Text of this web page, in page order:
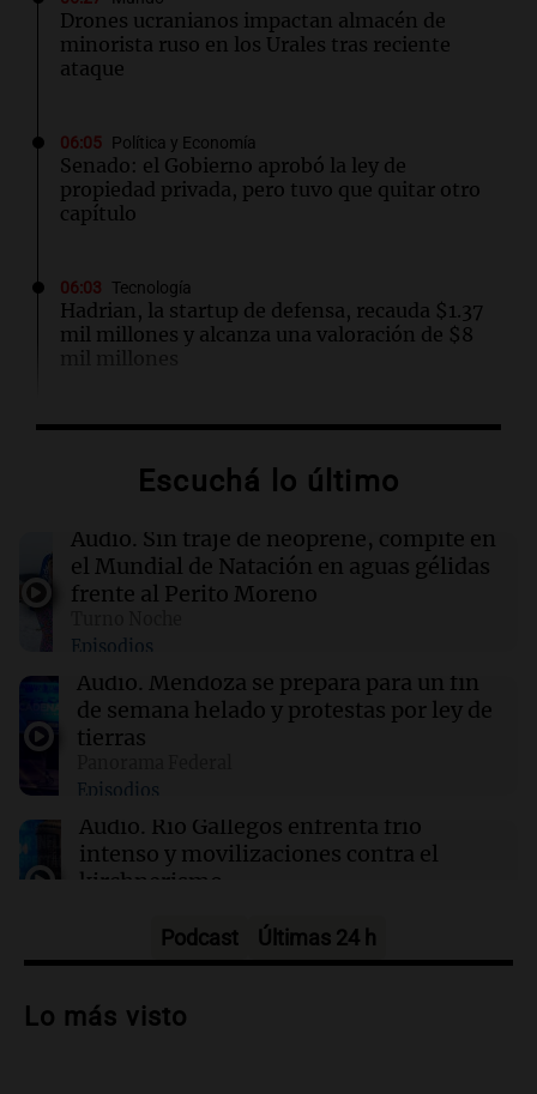
Drones ucranianos impactan almacén de
minorista ruso en los Urales tras reciente
ataque
06:05 Política y Economía
Senado: el Gobierno aprobó la ley de
propiedad privada, pero tuvo que quitar otro
capítulo
06:03 Tecnología
Hadrian, la startup de defensa, recauda $1.37
mil millones y alcanza una valoración de $8
06:01 Libros
en la Sicilia de 1924
06:00 Libros
Punto Bobo: un retrato de mujeres marcadas
por secretos y sufrimiento
05:58 Mundo
Explosión en Damasco: 14 heridos y
corrección de datos por parte del Ministerio
de Salud
05:31 Ciencia
El AMOC se mantuvo fuerte mientras una
importante corriente oceánica casi se detuvo
Escuchá lo último
Audio. Sin traje de neoprene, compite en
el Mundial de Natación en aguas gélidas
frente al Perito Moreno
Episodios
Audio. Mendoza se prepara para un fin
de semana helado y protestas por ley de
tierras
Episodios
Audio. Río Gallegos enfrenta frío
intenso y movilizaciones contra el
kirchnerismo
Audio.Debate en el Senado sobre
la soberanía digital en Argentina
Podcast Últimas 24 h
Lo más visto